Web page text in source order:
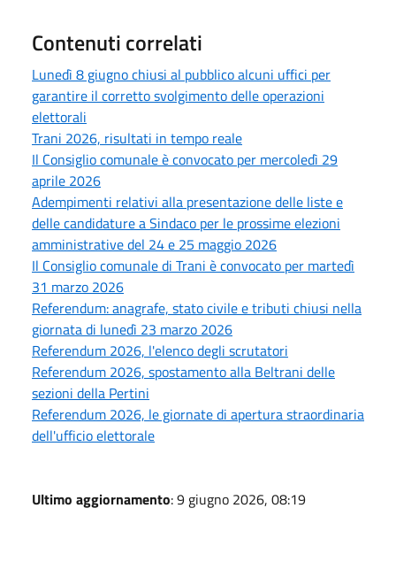
Contenuti correlati
Lunedì 8 giugno chiusi al pubblico alcuni uffici per
garantire il corretto svolgimento delle operazioni
elettorali
Trani 2026, risultati in tempo reale
Il Consiglio comunale è convocato per mercoledì 29
aprile 2026
Adempimenti relativi alla presentazione delle liste e
delle candidature a Sindaco per le prossime elezioni
amministrative del 24 e 25 maggio 2026
Il Consiglio comunale di Trani è convocato per martedì
31 marzo 2026
Referendum: anagrafe, stato civile e tributi chiusi nella
giornata di lunedì 23 marzo 2026
Referendum 2026, l'elenco degli scrutatori
Referendum 2026, spostamento alla Beltrani delle
sezioni della Pertini
Referendum 2026, le giornate di apertura straordinaria
dell'ufficio elettorale
Ultimo aggiornamento: 9 giugno 2026, 08:19